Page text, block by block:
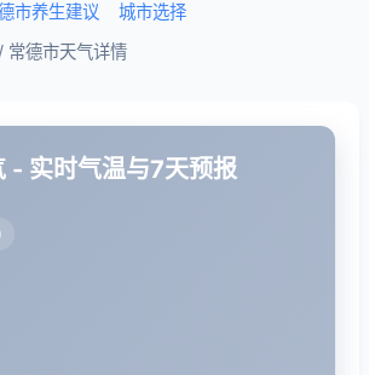
市养生建议
城市选择
常德市天气详情
- 实时气温与7天预报